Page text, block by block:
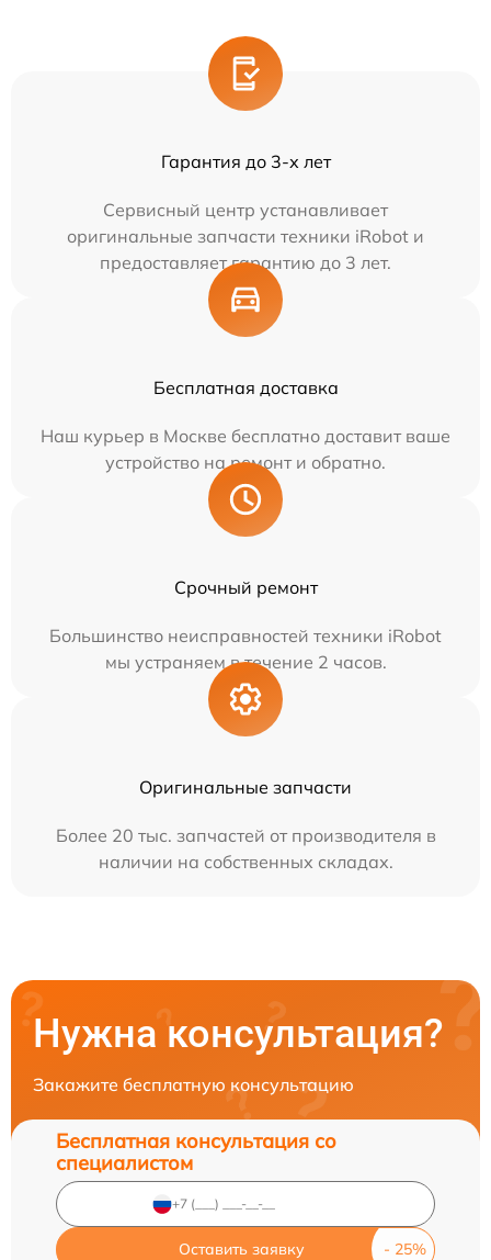
Гарантия до 3-х лет
Сервисный центр устанавливает
оригинальные запчасти техники iRobot и
предоставляет гарантию до 3 лет.
Бесплатная доставка
Наш курьер в Москве бесплатно доставит ваше
устройство на ремонт и обратно.
Срочный ремонт
Большинство неисправностей техники iRobot
мы устраняем в течение 2 часов.
Оригинальные запчасти
Более 20 тыс. запчастей от производителя в
наличии на собственных складах.
Нужна консультация?
Закажите бесплатную консультацию
Бесплатная консультация со
специалистом
Оставить заявку